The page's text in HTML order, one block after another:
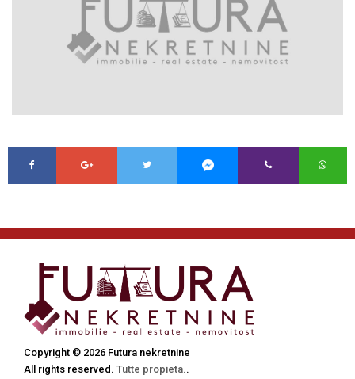
Copyright © 2026 Futura nekretnine
All rights reserved. Tutte propieta..